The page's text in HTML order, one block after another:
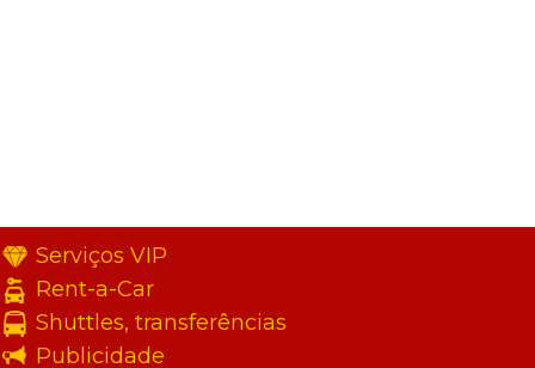
Serviços VIP
Rent-a-Car
Shuttles, transferências
Publicidade